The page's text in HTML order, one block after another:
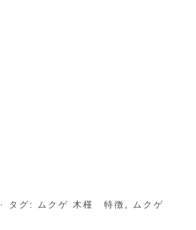
· タグ: ムクゲ 木槿 特徴
ムクゲ